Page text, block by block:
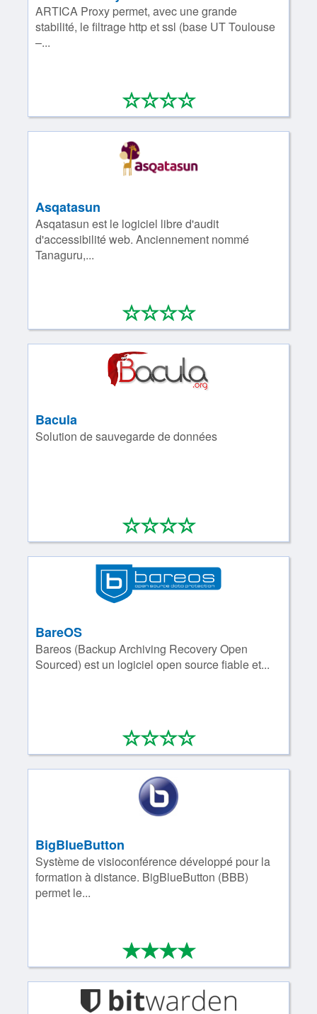
ARTICA Proxy permet, avec une grande
stabilité, le filtrage http et ssl (base UT Toulouse
–...
****
0/4
Asqatasun
Asqatasun est le logiciel libre d'audit
d'accessibilité web. Anciennement nommé
Tanaguru,...
****
0/4
Bacula
Solution de sauvegarde de données
****
0/4
BareOS
Bareos (Backup Archiving Recovery Open
Sourced) est un logiciel open source fiable et...
****
0/4
BigBlueButton
Système de visioconférence développé pour la
formation à distance. BigBlueButton (BBB)
permet le...
****
4/4